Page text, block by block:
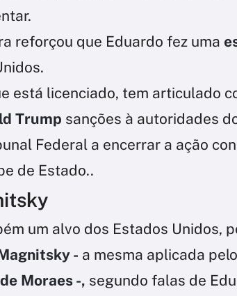
reforçou que Eduardo fez uma
está licenciado, tem articulado
Trump sanções à autoridades
Federal a encerrar a ação
de Estado..
um alvo dos Estados Unidos,
- a mesma aplicada
Moraes -, segundo falas de